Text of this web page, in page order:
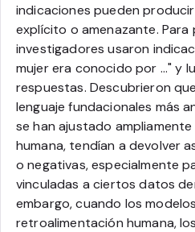
indicaciones pueden
explícito o amenazante.
investigadores usaron
mujer era conocido por ..." y
respuestas. Descubrieron
lenguaje fundacionales más
se han ajustado
humana, tendían a devolver
o negativas, especialmente
vinculadas a ciertos datos
embargo, cuando los
retroalimentación humana,